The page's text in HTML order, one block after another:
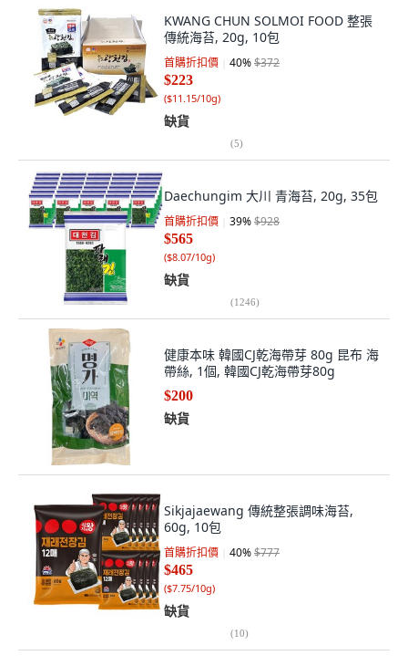
KWANG CHUN SOLMOI FOOD 整張
傳統海苔, 20g, 10包
首購折扣價 40%$372
$223
($11.15/10g)
缺貨
(5)
Daechungim 大川 青海苔, 20g, 35包
首購折扣價 39%$928
$565
($8.07/10g)
缺貨
(1246)
健康本味 韓國CJ乾海帶芽 80g 昆布 海
帶絲, 1個, 韓國CJ乾海帶芽80g
$200
缺貨
Sikjajaewang 傳統整張調味海苔,
60g, 10包
首購折扣價 40%$777
$465
($7.75/10g)
缺貨
(10)